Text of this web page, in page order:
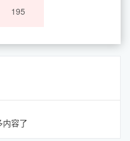
195
内容了